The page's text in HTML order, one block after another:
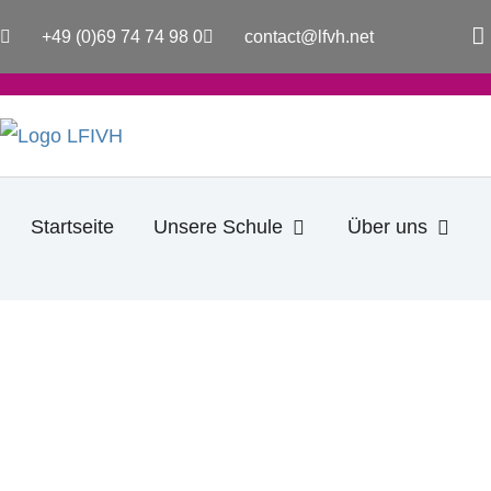
+49 (0)69 74 74 98 0 contact@lfvh.net
a
e
b
k
Startseite Unsere Schule Öffne Unsere Schule
Über uns